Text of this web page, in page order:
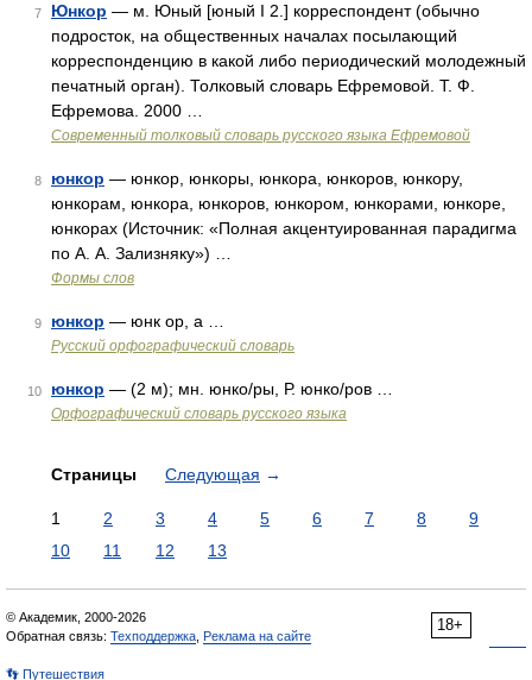
7 Юнкор — м. Юный [юный I 2.] корреспондент (обычно
подросток, на общественных началах посылающий
корреспонденцию в какой либо периодический молодежный
печатный орган). Толковый словарь Ефремовой. Т. Ф.
Ефремова. 2000 …
Современный толковый словарь русского языка Ефремовой
8 юнкор — юнкор, юнкоры, юнкора, юнкоров, юнкору,
юнкорам, юнкора, юнкоров, юнкором, юнкорами, юнкоре,
юнкорах (Источник: «Полная акцентуированная парадигма
по А. А. Зализняку») …
Формы слов
9 юнкор — юнк ор, а …
Русский орфографический словарь
10 юнкор — (2 м); мн. юнко/ры, Р. юнко/ров …
Орфографический словарь русского языка
Страницы Следующая →
1 2 3 4 5 6 7 8
9
10
11 12 13
18+
© Академик, 2000-2026
Обратная связь: Техподдержка Реклама на сайте
👣 Путешествия